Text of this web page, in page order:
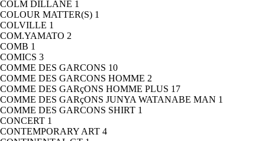
COLM DILLANE 1
COLOUR MATTER(S) 1
COLVILLE 1
COM.YAMATO 2
COMB 1
COMICS 3
COMME DES GARCONS 10
COMME DES GARCONS HOMME 2
COMME DES GARçONS HOMME PLUS 17
COMME DES GARçONS JUNYA WATANABE MAN 1
COMME DES GARCONS SHIRT 1
CONCERT 1
CONTEMPORARY ART 4